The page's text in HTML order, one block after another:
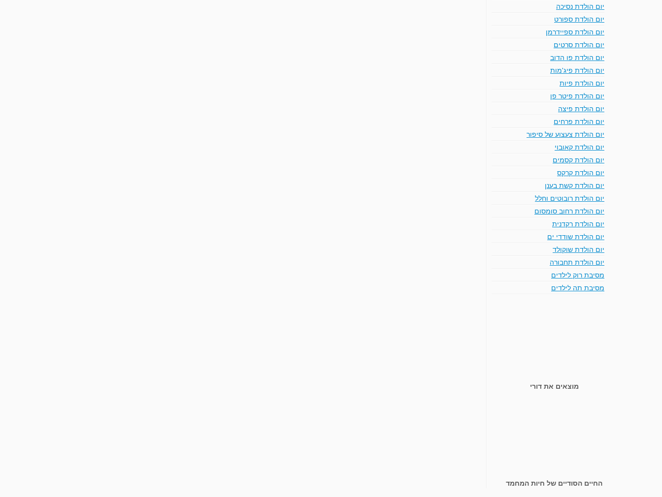
יום הולדת נסיכה
יום הולדת ספורט
יום הולדת ספיידרמן
יום הולדת סרטים
יום הולדת פו הדוב
יום הולדת פיג'מות
יום הולדת פיות
יום הולדת פיטר פן
יום הולדת פיצה
יום הולדת פרחים
יום הולדת צעצוע של סיפור
יום הולדת קאובוי
יום הולדת קסמים
יום הולדת קרקס
יום הולדת קשת בענן
יום הולדת רובוטים וחלל
יום הולדת רחוב סומסום
יום הולדת רקדנית
יום הולדת שודדי ים
יום הולדת שוקולד
יום הולדת תחבורה
מסיבת רוק לילדים
מסיבת תה לילדים
מוצאים את דורי
החיים הסודיים של חיות המחמד